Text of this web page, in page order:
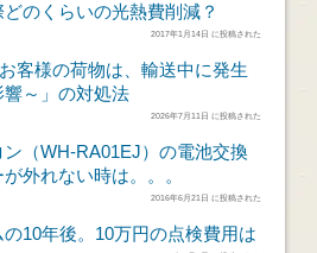
どのくらいの光熱費削減？
2017年1月14日 に投稿された
客様の荷物は、輸送中に発生
響～」の対処法
2026年7月11日 に投稿された
（WH-RA01EJ）の電池交換
外れない時は。。。
2016年6月21日 に投稿された
10年後。10万円の点検費用は